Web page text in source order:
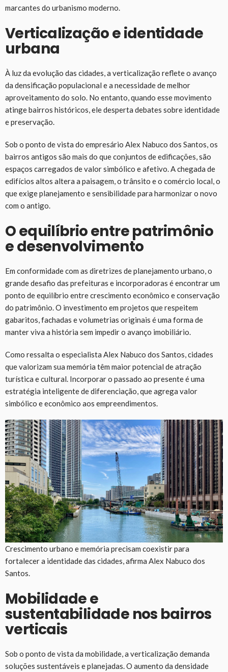
marcantes do urbanismo moderno.
Verticalização e identidade
urbana
À luz da evolução das cidades, a verticalização reflete o avanço
da densificação populacional e a necessidade de melhor
aproveitamento do solo. No entanto, quando esse movimento
atinge bairros históricos, ele desperta debates sobre identidade
e preservação.
Sob o ponto de vista do empresário Alex Nabuco dos Santos, os
bairros antigos são mais do que conjuntos de edificações, são
espaços carregados de valor simbólico e afetivo. A chegada de
edifícios altos altera a paisagem, o trânsito e o comércio local, o
que exige planejamento e sensibilidade para harmonizar o novo
com o antigo.
O equilíbrio entre patrimônio
e desenvolvimento
Em conformidade com as diretrizes de planejamento urbano, o
grande desafio das prefeituras e incorporadoras é encontrar um
ponto de equilíbrio entre crescimento econômico e conservação
do patrimônio. O investimento em projetos que respeitem
gabaritos, fachadas e volumetrias originais é uma forma de
manter viva a história sem impedir o avanço imobiliário.
Como ressalta o especialista Alex Nabuco dos Santos, cidades
que valorizam sua memória têm maior potencial de atração
turística e cultural. Incorporar o passado ao presente é uma
estratégia inteligente de diferenciação, que agrega valor
simbólico e econômico aos empreendimentos.
Crescimento urbano e memória precisam coexistir para
fortalecer a identidade das cidades, afirma Alex Nabuco dos
Santos.
Mobilidade e
sustentabilidade nos bairros
verticais
Sob o ponto de vista da mobilidade, a verticalização demanda
soluções sustentáveis e planejadas. O aumento da densidade